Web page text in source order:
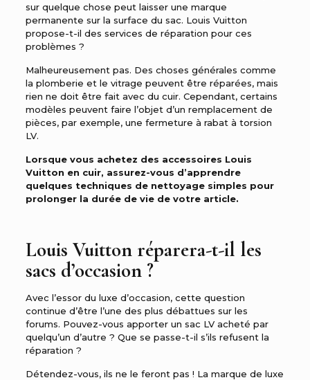
sur quelque chose peut laisser une marque
permanente sur la surface du sac. Louis Vuitton
propose-t-il des services de réparation pour ces
problèmes ?
Malheureusement pas. Des choses générales comme
la plomberie et le vitrage peuvent être réparées, mais
rien ne doit être fait avec du cuir. Cependant, certains
modèles peuvent faire l’objet d’un remplacement de
pièces, par exemple, une fermeture à rabat à torsion
LV.
Lorsque vous achetez des accessoires Louis
Vuitton en cuir, assurez-vous d’apprendre
quelques techniques de nettoyage simples pour
prolonger la durée de vie de votre article.
Louis Vuitton réparera-t-il les
sacs d’occasion ?
Avec l’essor du luxe d’occasion, cette question
continue d’être l’une des plus débattues sur les
forums. Pouvez-vous apporter un sac LV acheté par
quelqu’un d’autre ? Que se passe-t-il s’ils refusent la
réparation ?
Détendez-vous, ils ne le feront pas ! La marque de luxe